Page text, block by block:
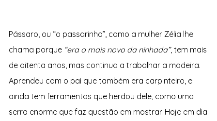
Pássaro, ou “o passarinho”, como a mulher Zélia lhe
chama porque “era o mais novo da ninhada”, tem mais
de oitenta anos, mas continua a trabalhar a madeira.
Aprendeu com o pai que também era carpinteiro, e
ainda tem ferramentas que herdou dele, como uma
serra enorme que faz questão em mostrar. Hoje em dia